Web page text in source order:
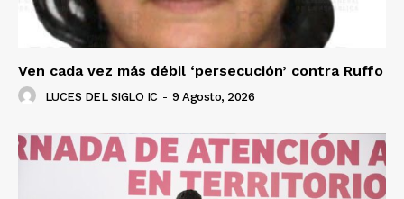
Ven cada vez más débil ‘persecución’ contra Ruffo
LUCES DEL SIGLO IC - 9 Agosto, 2026